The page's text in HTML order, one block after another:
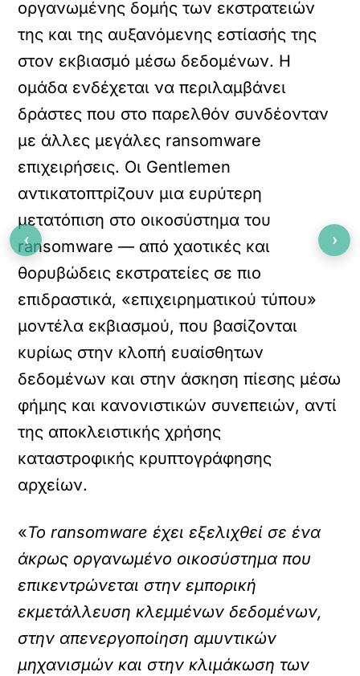
οργανωμένης δομής των εκστρατειών
της και της αυξανόμενης εστίασής της
στον εκβιασμό μέσω δεδομένων. Η
ομάδα ενδέχεται να περιλαμβάνει
δράστες που στο παρελθόν συνδέονταν
με άλλες μεγάλες ransomware
επιχειρήσεις. Οι Gentlemen
αντικατοπτρίζουν μια ευρύτερη
μετατόπιση στο οικοσύστημα του
ransomware — από χαοτικές και
θορυβώδεις εκστρατείες σε πιο
επιδραστικά, «επιχειρηματικού τύπου»
μοντέλα εκβιασμού, που βασίζονται
κυρίως στην κλοπή ευαίσθητων
δεδομένων και στην άσκηση πίεσης μέσω
φήμης και κανονιστικών συνεπειών, αντί
της αποκλειστικής χρήσης
καταστροφικής κρυπτογράφησης
αρχείων.
«Το ransomware έχει εξελιχθεί σε ένα
άκρως οργανωμένο οικοσύστημα που
επικεντρώνεται στην εμπορική
εκμετάλλευση κλεμμένων δεδομένων,
στην απενεργοποίηση αμυντικών
μηχανισμών και στην κλιμάκωση των
‹ ›